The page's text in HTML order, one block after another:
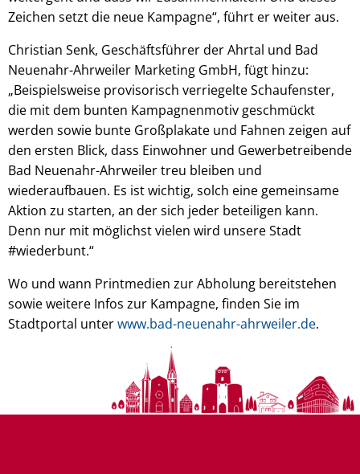
Zeichen setzt die neue Kampagne“, führt er weiter aus.
Christian Senk, Geschäftsführer der Ahrtal und Bad
Neuenahr-Ahrweiler Marketing GmbH, fügt hinzu:
„Beispielsweise provisorisch verriegelte Schaufenster,
die mit dem bunten Kampagnenmotiv geschmückt
werden sowie bunte Großplakate und Fahnen zeigen auf
den ersten Blick, dass Einwohner und Gewerbetreibende
Bad Neuenahr-Ahrweiler treu bleiben und
wiederaufbauen. Es ist wichtig, solch eine gemeinsame
Aktion zu starten, an der sich jeder beteiligen kann.
Denn nur mit möglichst vielen wird unsere Stadt
#wiederbunt.“
Wo und wann Printmedien zur Abholung bereitstehen
sowie weitere Infos zur Kampagne, finden Sie im
Stadtportal unterwww.bad-neuenahr-ahrweiler.de.